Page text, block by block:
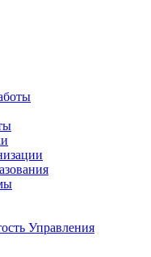
Управления